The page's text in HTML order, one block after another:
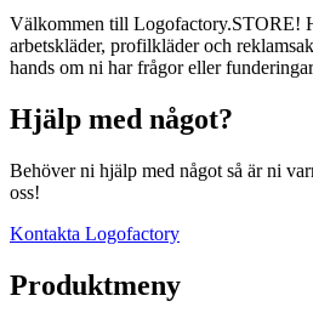
Välkommen till Logofactory.STORE!
arbetskläder, profilkläder och
hands om ni har frågor eller
Hjälp med något?
Behöver ni hjälp med något så är ni
oss!
Kontakta Logofactory
Produktmeny